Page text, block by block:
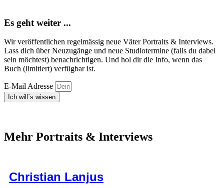
Es geht weiter ...
Wir veröffentlichen regelmässig neue Väter Portraits & Interviews.
Lass dich über Neuzugänge und neue Studiotermine (falls du dabei
sein möchtest) benachrichtigen. Und hol dir die Info, wenn das
Buch (limitiert) verfügbar ist.
E-Mail Adresse
Ich will´s wissen
Mehr Portraits & Interviews
Christian Lanjus